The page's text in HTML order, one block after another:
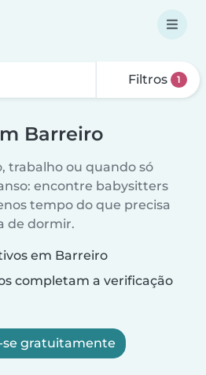
Filtros 1
Barreiro
trabalho ou quando só
encontre babysitters
tempo do que precisa
de dormir.
em Barreiro
completam a verificação
se gratuitamente